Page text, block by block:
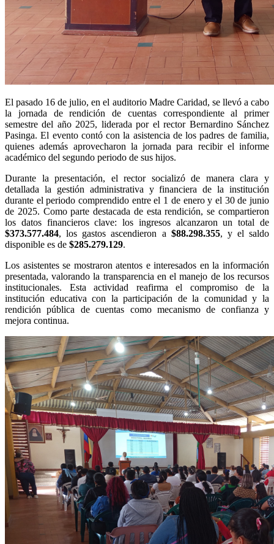
El pasado 16 de julio, en el auditorio Madre Caridad, se llevó a cabo
la jornada de rendición de cuentas correspondiente al primer
semestre del año 2025, liderada por el rector Bernardino Sánchez
Pasinga. El evento contó con la asistencia de los padres de familia,
quienes además aprovecharon la jornada para recibir el informe
académico del segundo periodo de sus hijos.
Durante la presentación, el rector socializó de manera clara y
detallada la gestión administrativa y financiera de la institución
durante el periodo comprendido entre el 1 de enero y el 30 de junio
de 2025. Como parte destacada de esta rendición, se compartieron
los datos financieros clave: los ingresos alcanzaron un total de
$373.577.484, los gastos ascendieron a $88.298.355, y el saldo
disponible es de $285.279.129.
Los asistentes se mostraron atentos e interesados en la información
presentada, valorando la transparencia en el manejo de los recursos
institucionales. Esta actividad reafirma el compromiso de la
institución educativa con la participación de la comunidad y la
rendición pública de cuentas como mecanismo de confianza y
mejora continua.